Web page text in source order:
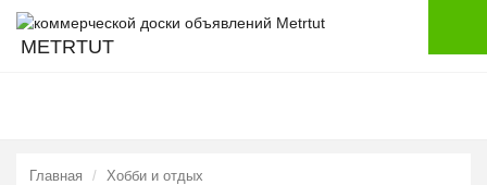
METRTUT
Главная Хобби и отдых